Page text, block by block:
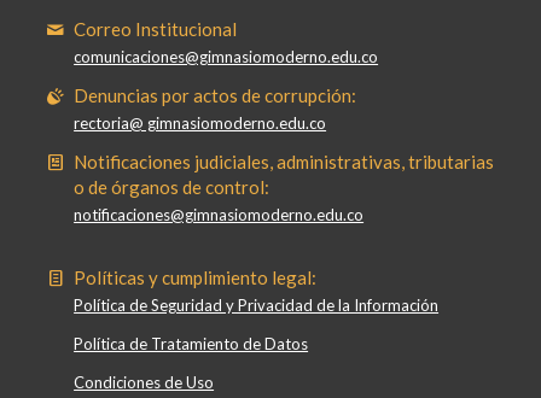
Correo Institucional
comunicaciones@gimnasiomoderno.edu.co
Denuncias por actos de corrupción:
rectoria@ gimnasiomoderno.edu.co
Notificaciones judiciales, administrativas, tributarias
o de órganos de control:
notificaciones@gimnasiomoderno.edu.co
Políticas y cumplimiento legal:
Política de Seguridad y Privacidad de la Información
Política de Tratamiento de Datos
Condiciones de Uso